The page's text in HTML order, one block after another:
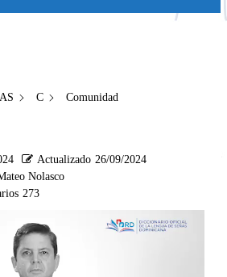
C Comunidad
Actualizado 26/09/2024
Nolasco
273